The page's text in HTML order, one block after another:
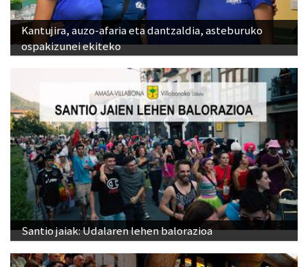
Kantujira, auzo-afaria eta dantzaldia, asteburuko
ospakizunei ekiteko
Santio jaiak: Udalaren lehen balorazioa